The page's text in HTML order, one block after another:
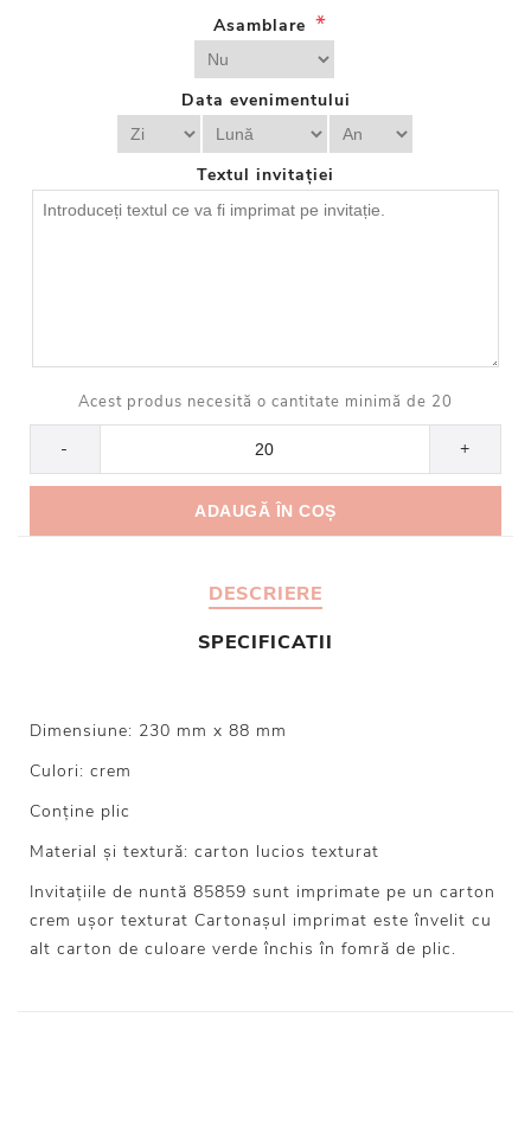
Asamblare *
Data evenimentului
Textul invitației
Acest produs necesită o cantitate minimă de 20
- +
DESCRIERE
SPECIFICATII
Dimensiune: 230 mm x 88 mm
Culori: crem
Conține plic
Material și textură: carton lucios texturat
Invitațiile de nuntă 85859 sunt imprimate pe un carton
crem ușor texturat Cartonașul imprimat este învelit cu
alt carton de culoare verde închis în fomră de plic.